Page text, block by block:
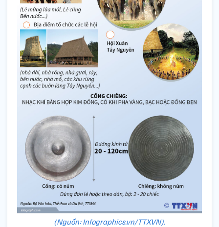
(Nguồn: Infographics.vn/TTXVN).